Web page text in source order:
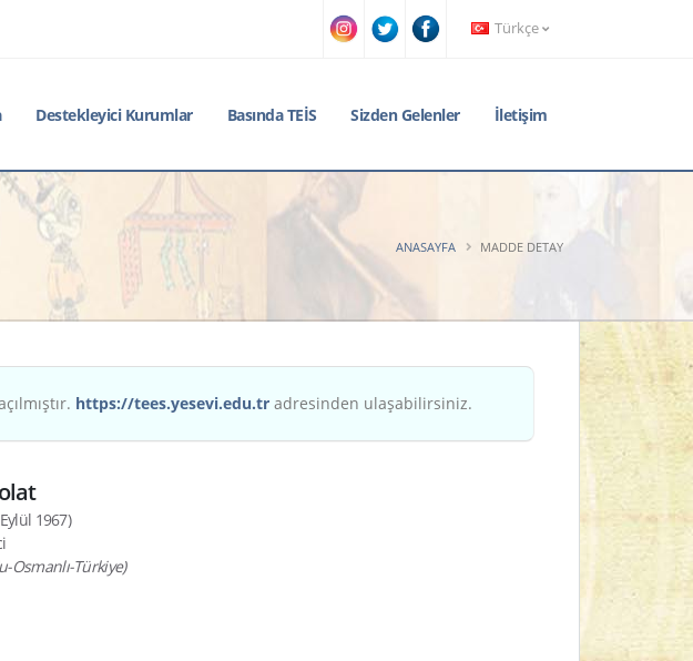
Türkçe
Destekleyici Kurumlar Basında TEİS Sizden Gelenler İletişim
ANASAYFA MADDE DETAY
https://tees.yesevi.edu.tr adresinden ulaşabilirsiniz.
1967)
Osmanlı-Türkiye)